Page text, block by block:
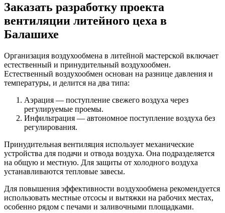
Заказать разработку проекта
вентиляции литейного цеха в
Балашихе
Организация воздухообмена в литейной мастерской включает
естественный и принудительный воздухообмен.
Естественный воздухообмен основан на разнице давления и
температуры, и делится на два типа:
Аэрация — поступление свежего воздуха через
регулируемые проемы.
Инфильтрация — автономное поступление воздуха без
регулирования.
Принудительная вентиляция использует механические
устройства для подачи и отвода воздуха. Она подразделяется
на общую и местную. Для защиты от холодного воздуха
устанавливаются тепловые завесы.
Для повышения эффективности воздухообмена рекомендуется
использовать местные отсосы и вытяжки на рабочих местах,
особенно рядом с печами и заливочными площадками.